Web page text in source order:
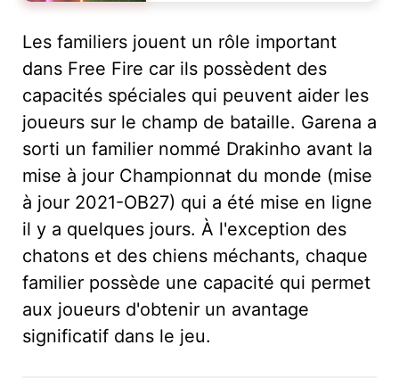
Les familiers jouent un rôle important
dans Free Fire car ils possèdent des
capacités spéciales qui peuvent aider les
joueurs sur le champ de bataille. Garena a
sorti un familier nommé Drakinho avant la
mise à jour Championnat du monde (mise
à jour 2021-OB27) qui a été mise en ligne
il y a quelques jours. À l'exception des
chatons et des chiens méchants, chaque
familier possède une capacité qui permet
aux joueurs d'obtenir un avantage
significatif dans le jeu.